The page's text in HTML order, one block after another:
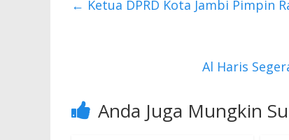
← Ketua DPRD Kota Jambi Pimpin
Al Haris
Anda Juga Mungkin